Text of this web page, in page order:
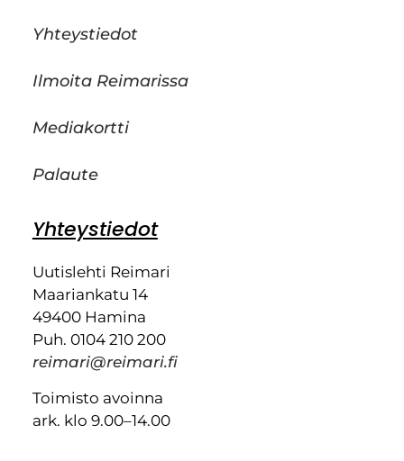
Yhteystiedot
Ilmoita Reimarissa
Mediakortti
Palaute
Yhteystiedot
Uutislehti Reimari
Maariankatu 14
49400 Hamina
Puh. 0104 210 200
reimari@reimari.fi
Toimisto avoinna
ark. klo 9.00–14.00